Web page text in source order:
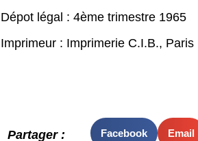
Dépot légal : 4ème trimestre 1965
Imprimeur : Imprimerie C.I.B., Paris
Partager : Facebook Email